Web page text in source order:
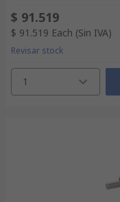
$ 91.519
$ 91.519 Each (Sin IVA)
Revisar stock
1